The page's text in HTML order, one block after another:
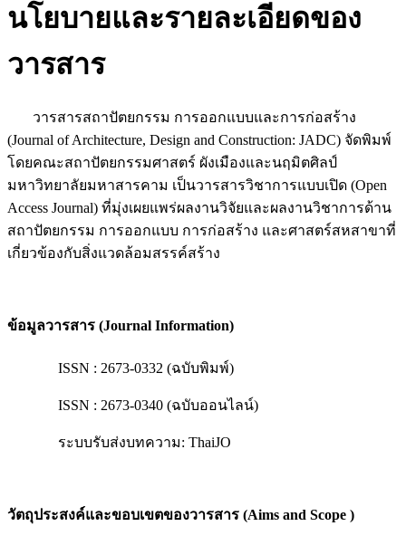
นโยบายและรายละเอียดของ
วารสาร
วารสารสถาปัตยกรรม การออกแบบและการก่อสร้าง
(Journal of Architecture, Design and Construction: JADC) จัดพิมพ์
โดยคณะสถาปัตยกรรมศาสตร์ ผังเมืองและนฤมิตศิลป์
มหาวิทยาลัยมหาสารคาม เป็นวารสารวิชาการแบบเปิด (Open
Access Journal) ที่มุ่งเผยแพร่ผลงานวิจัยและผลงานวิชาการด้าน
สถาปัตยกรรม การออกแบบ การก่อสร้าง และศาสตร์สหสาขาที่
เกี่ยวข้องกับสิ่งแวดล้อมสรรค์สร้าง
ข้อมูลวารสาร (Journal Information)
ISSN : 2673-0332 (ฉบับพิมพ์)
ISSN : 2673-0340 (ฉบับออนไลน์)
ระบบรับส่งบทความ: ThaiJO
วัตถุประสงค์และขอบเขตของวารสาร (Aims and Scope )